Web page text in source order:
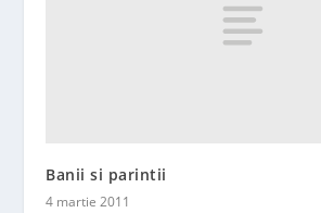
Banii si parintii
4 martie 2011